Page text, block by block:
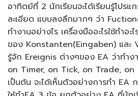
อาทิตย์ที่ 2 นักเรียนจะได้เรียนรู้โปรแ
ละเอียด แบบลงลึกมากๆ ว่า
ทำงานอย่างไร เครื่องมืออะไรใช้ทำอ
ของ Konstanten(Eingaben) และ
รู้จัก Ereignis ต่างๆของ EA ว่าทำง
on Timer, on Tick, on Trade,
เป็นต้น จะได้เห็นตัวอย่างการทำ EA